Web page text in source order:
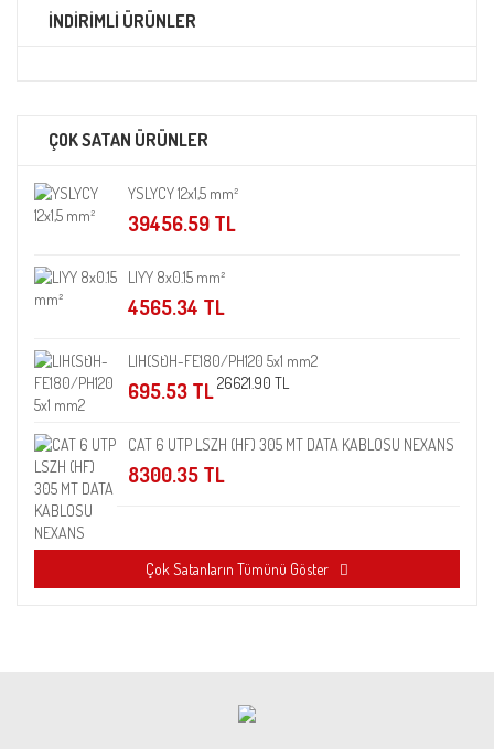
İNDİRİMLİ ÜRÜNLER
ÇOK SATAN ÜRÜNLER
YSLYCY 12x1,5 mm²
39456.59 TL
LIYY 8x0.15 mm²
4565.34 TL
LIH(St)H-FE180/PH120 5x1 mm2
695.53 TL26621.90 TL
CAT 6 UTP LSZH (HF) 305 MT DATA KABLOSU NEXANS
8300.35 TL
Çok Satanların Tümünü Göster